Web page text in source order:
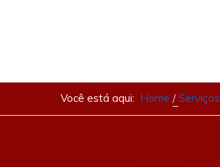
Você está aqui: Home Serviços